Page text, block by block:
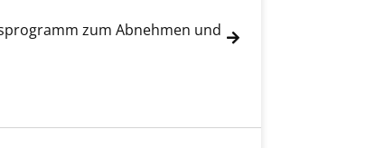
zum Abnehmen und